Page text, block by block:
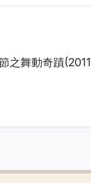
之舞動奇蹟